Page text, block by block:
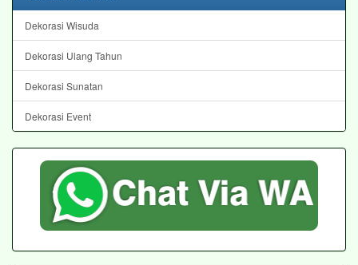
Dekorasi Wisuda
Dekorasi Ulang Tahun
Dekorasi Sunatan
Dekorasi Event